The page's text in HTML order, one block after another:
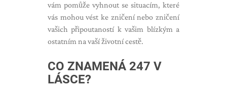
vám pomůže vyhnout se situacím, které
vás mohou vést ke zničení nebo zničení
vašich připoutaností k vašim blízkým a
ostatním na vaší životní cestě.
CO ZNAMENÁ 247 V
LÁSCE?